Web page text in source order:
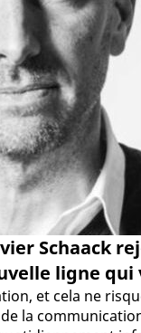
Schaack
ligne
et cela ne
la